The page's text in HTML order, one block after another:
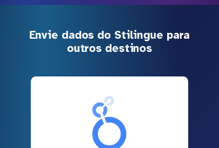
Envie dados do Stilingue para
outros destinos